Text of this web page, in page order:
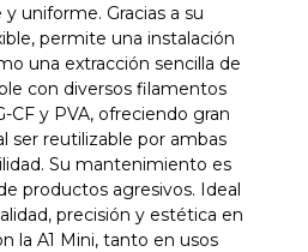
uniforme. Gracias a su
permite una instalación
una extracción sencilla de
con diversos filamentos
CF y PVA, ofreciendo gran
ser reutilizable por ambas
Su mantenimiento es
productos agresivos. Ideal
precisión y estética en
la A1 Mini, tanto en usos